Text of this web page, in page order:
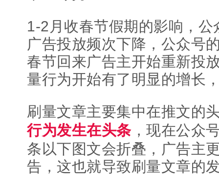
1-2月收春节假期的影响，
广告投放频次下降，公众号
春节回来广告主开始重新投
量行为开始有了明显的增长
刷量文章主要集中在推文的
行为发生在头条，现在公众
条以下图文会折叠，广告主
告，这也就导致刷量文章的